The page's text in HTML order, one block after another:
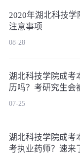
2020年湖北科技
注意事项
08-28
湖北科技学院成考
历吗？考研究生会
07-25
湖北科技学院成考
考执业药师？速来